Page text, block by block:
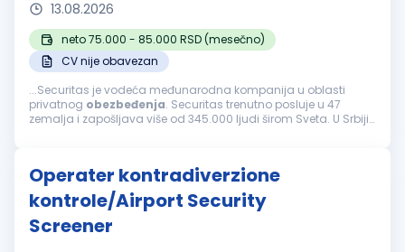
13.08.2026
neto 75.000 - 85.000 RSD (mesečno)
CV nije obavezan
...Securitas je vodeća međunarodna kompanija u oblasti
privatnog obezbeđenja. Securitas trenutno posluje u 47
zemalja i zapošljava više od 345.000 ljudi širom Sveta. U Srbiji
Operater kontradiverzione
kontrole/Airport Security
Screener